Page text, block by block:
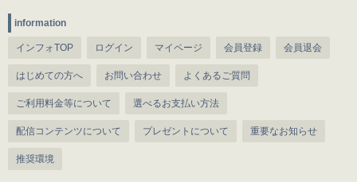
information
インフォTOP ログイン マイページ 会員登録 会員退会
はじめての方へ お問い合わせ よくあるご質問
ご利用料金等について 選べるお支払い方法
配信コンテンツについて プレゼントについて 重要なお知らせ
推奨環境